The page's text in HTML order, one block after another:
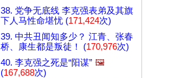
38. 党争无底线 李克强表弟及其旗
下人马性命堪忧 (171,424次)
39. 中共丑闻知多少？ 江青、张春
桥、康生都是叛徒！ (170,976次)
40. 李克强之死是“阳谋” 🖼️
(167,688次)